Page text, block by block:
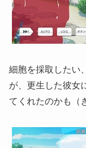
細胞を採取したい
が、更生した彼女
てくれたのかも（